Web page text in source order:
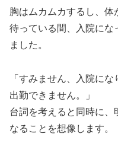
胸はムカムカするし、体
待っている間、入院にな
ました。
「すみません、入院に
出勤できません。」
台詞を考えると同時に、
なることを想像します。